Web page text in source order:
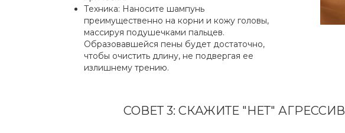
Техника: Наносите шампунь
преимущественно на корни и кожу головы,
массируя подушечками пальцев.
Образовавшейся пены будет достаточно,
чтобы очистить длину, не подвергая ее
излишнему трению.
СОВЕТ 3: СКАЖИТЕ "НЕТ"